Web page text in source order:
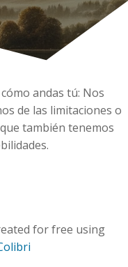
andas tú: Nos
de las limitaciones o
también tenemos
for free using